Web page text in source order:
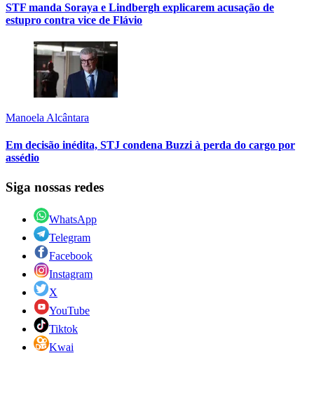
STF manda Soraya e Lindbergh explicarem acusação de
estupro contra vice de Flávio
Manoela Alcântara
Em decisão inédita, STJ condena Buzzi à perda do cargo por
assédio
Siga nossas redes
WhatsApp
Telegram
Facebook
Instagram
X
YouTube
Tiktok
Kwai